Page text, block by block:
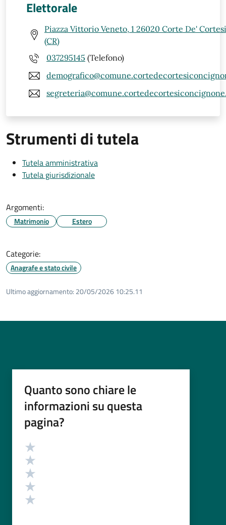
Elettorale
Piazza Vittorio Veneto, 1 26020 Corte De'
(CR)
037295145 (Telefono)
Strumenti di tutela
Tutela amministrativa
Tutela giurisdizionale
Argomenti:
Matrimonio Estero
Categorie:
Anagrafe e stato civile
Ultimo aggiornamento: 20/05/2026 10:25.11
Quanto sono chiare le
informazioni su questa
pagina?
Valutazione